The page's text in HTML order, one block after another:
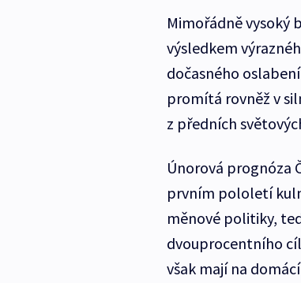
Mimořádně vysoký
výsledkem
dočasného
promítá rovněž v
z předních
Únorová prognóza
prvním pololetí
měnové politiky,
dvouprocentního
však mají na